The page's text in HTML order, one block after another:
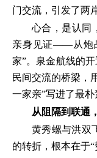
门交流，引发了两
心合，是认同
亲身见证——从炮
家”。泉金航线的
民间交流的桥梁，
一家亲”写进了最朴
从阻隔到联通
黄秀螺与洪双
的转折，根本在于“